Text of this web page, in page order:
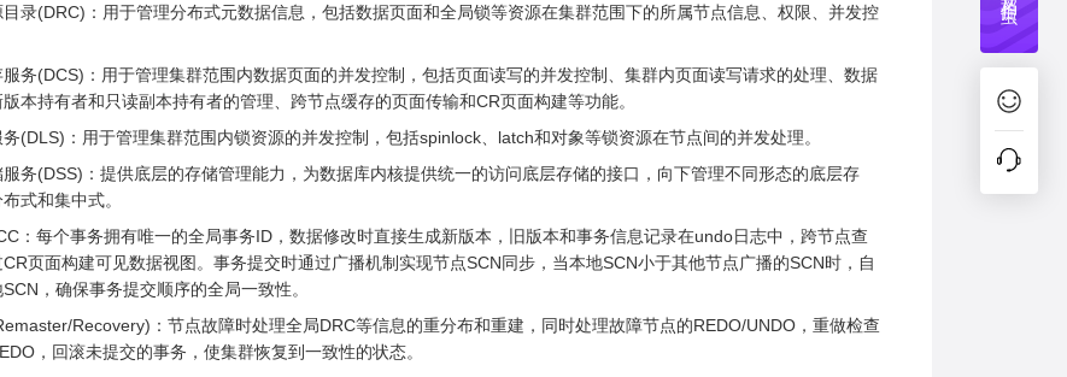
录(DRC)：用于管理分布式元数据信息，包括数据页面和全局锁等资源在集群范围下的所属节点信息、权限、并发控
务(DCS)：用于管理集群范围内数据页面的并发控制，包括页面读写的并发控制、集群内页面读写请求的处理、数据
本持有者和只读副本持有者的管理、跨节点缓存的页面传输和CR页面构建等功能。
(DLS)：用于管理集群范围内锁资源的并发控制，包括spinlock、latch和对象等锁资源在节点间的并发处理。
务(DSS)：提供底层的存储管理能力，为数据库内核提供统一的访问底层存储的接口，向下管理不同形态的底层存
式和集中式。
：每个事务拥有唯一的全局事务ID，数据修改时直接生成新版本，旧版本和事务信息记录在undo日志中，跨节点查
页面构建可见数据视图。事务提交时通过广播机制实现节点SCN同步，当本地SCN小于其他节点广播的SCN时，自
，确保事务提交顺序的全局一致性。
Recovery)：节点故障时处理全局DRC等信息的重分布和重建，同时处理故障节点的REDO/UNDO，重做检查
，回滚未提交的事务，使集群恢复到一致性的状态。